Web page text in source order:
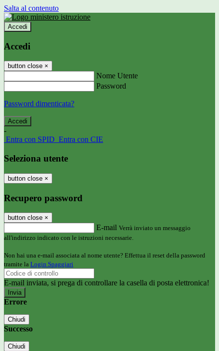
Salta al contenuto
Accedi
Accedi
button close ×
Nome Utente
Password
Password dimenticata?
-
Entra con SPID Entra con CIE
Seleziona utente
button close ×
Recupero password
button close ×
E-mail Verrà inviato un messaggio
all'indirizzo indicato con le istruzioni necessarie.
Non hai una e-mail associata al nome utente? Effettua il reset della password
tramite la Login Spaggiari
E-mail inviata, si prega di controllare la casella di posta elettronica!
Errore
Chiudi
Successo
Chiudi